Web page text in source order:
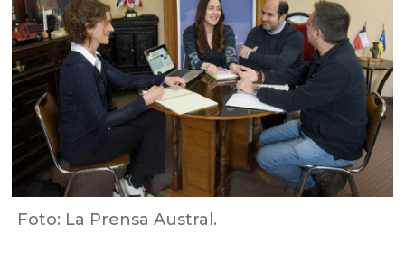
Foto: La Prensa Austral.